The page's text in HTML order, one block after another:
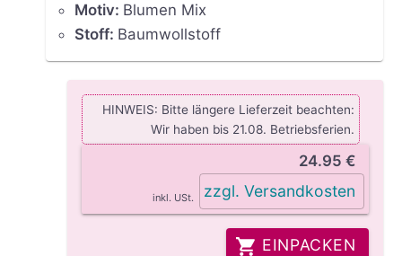
Motiv: Blumen Mix
Stoff: Baumwollstoff
HINWEIS: Bitte längere Lieferzeit beachten:
Wir haben bis 21.08. Betriebsferien.
24.95 €
inkl. USt. zzgl. Versandkosten
EINPACKEN